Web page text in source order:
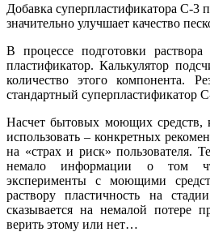
Добавка суперпластификатора С-3
значительно улучшает качество
В процессе подготовки
пластификатор. Калькулятор
количество этого компонента.
стандартный суперпластификатор
Насчет бытовых моющих средств,
использовать – конкретных
на «страх и риск» пользователя.
немало информации о том
эксперименты с моющими
раствору пластичность на
сказывается на немалой потере
верить этому или нет…